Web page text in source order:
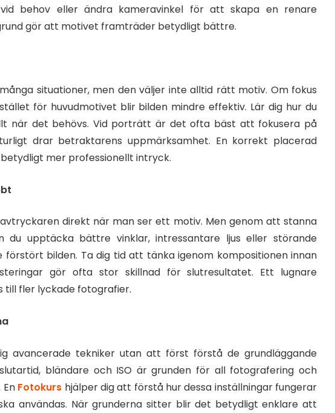
behov eller ändra kameravinkel för att skapa en renare
gör att motivet framträder betydligt bättre.
situationer, men den väljer inte alltid rätt motiv. Om fokus
för huvudmotivet blir bilden mindre effektiv. Lär dig hur du
när det behövs. Vid porträtt är det ofta bäst att fokusera på
drar betraktarens uppmärksamhet. En korrekt placerad
mer professionellt intryck.
direkt när man ser ett motiv. Men genom att stanna
du upptäcka bättre vinklar, intressantare ljus eller störande
förstört bilden. Ta dig tid att tänka igenom kompositionen innan
gör ofta stor skillnad för slutresultatet. Ett lugnare
till fler lyckade fotografier.
avancerade tekniker utan att först förstå de grundläggande
bländare och ISO är grunden för all fotografering och
Fotokurs hjälper dig att förstå hur dessa inställningar fungerar
användas. När grunderna sitter blir det betydligt enklare att